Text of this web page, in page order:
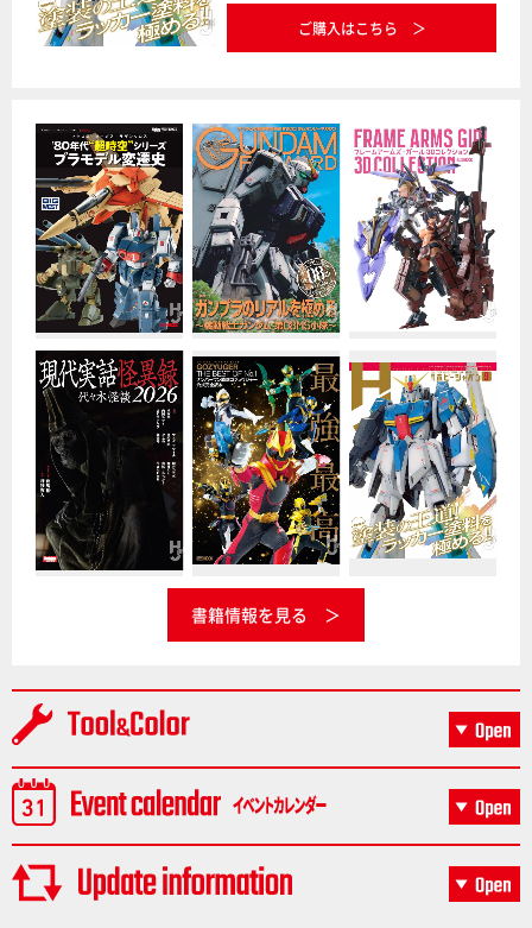
ご購入はこちら
書籍情報を見る